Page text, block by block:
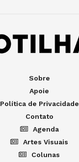
Sobre
Apoie
Política de Privacidade
Contato
Agenda
Artes Visuais
Colunas